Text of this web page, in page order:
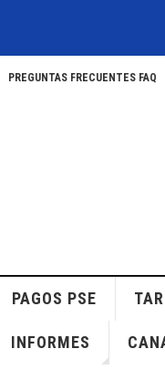
PREGUNTAS FRECUENTES FAQ
PAGOS PSE
INFORMES